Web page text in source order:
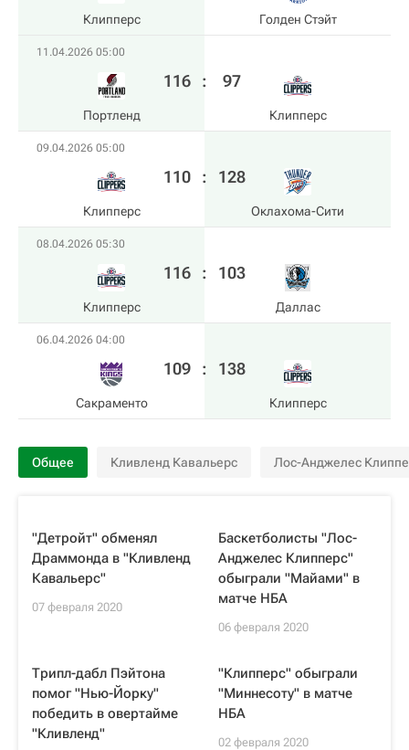
Клипперс Голден Стэйт
11.04.2026 05:00
Портленд
116 : 97
Клипперс
09.04.2026 05:00
Клипперс
110 : 128
Оклахома-Сити
08.04.2026 05:30
Клипперс
116 : 103
Даллас
06.04.2026 04:00
Сакраменто
109 : 138
Клипперс
Общее Кливленд Кавальерс Лос-Анджелес
"Детройт" обменял
Драммонда в "Кливленд
Кавальерс"
07 февраля 2020
Баскетболисты "Лос-
Анджелес Клипперс"
обыграли "Майами" в
матче НБА
06 февраля 2020
Трипл-дабл Пэйтона
помог "Нью-Йорку"
победить в овертайме
"Кливленд"
"Клипперс" обыграли
"Миннесоту" в матче
НБА
02 февраля 2020